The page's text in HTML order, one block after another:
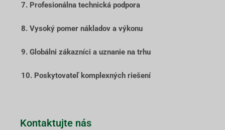
7. Profesionálna technická podpora
8. Vysoký pomer nákladov a výkonu
9. Globálni zákazníci a uznanie na trhu
10. Poskytovateľ komplexných riešení
Kontaktujte nás